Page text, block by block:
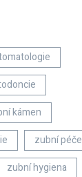
kámen
zubní péče
zubní hygiena